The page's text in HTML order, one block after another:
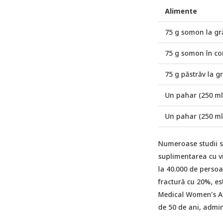
Alimente
75 g somon la
75 g somon în
75 g păstrăv la
Un pahar (250
Un pahar (250
Numeroase studii
suplimentarea cu
la 40.000 de
fractură cu 20%,
Medical
de 50 de ani,